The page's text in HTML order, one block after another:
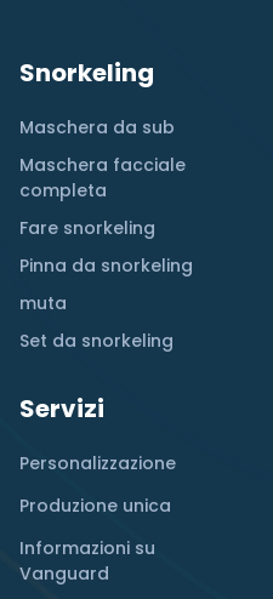
Snorkeling
Maschera da sub
Maschera facciale
completa
Fare snorkeling
Pinna da snorkeling
muta
Set da snorkeling
Servizi
Personalizzazione
Produzione unica
Informazioni su
Vanguard